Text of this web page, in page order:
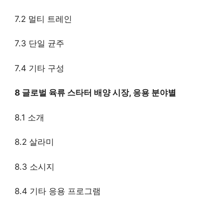
7.2 멀티 트레인
7.3 단일 균주
7.4 기타 구성
8 글로벌 육류 스타터 배양 시장, 응용 분야별
8.1 소개
8.2 살라미
8.3 소시지
8.4 기타 응용 프로그램